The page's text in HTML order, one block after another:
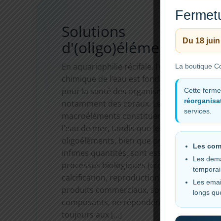
Solutions
d'(oligo)éléments
En aquariophilie récifale, l’équilibre
chimique de l’eau est fondamental
pour la santé des organismes,
notamment des coraux. Les
macroéléments constituent la base de
l’eau de mer, tandis que les
oligoéléments, bien que présents en
infimes quantités, sont essentiels aux
processus biologiques (croissance,
calcification, reproduction). Les
produits commerciaux, souvent multi
composants, ne répondent pas
toujours aux […]
Du 18
La boutique
Cette
services.
Les
Les
Les
longs